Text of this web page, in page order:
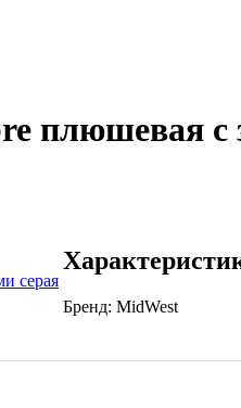
плюшевая с
Бренд: MidWest